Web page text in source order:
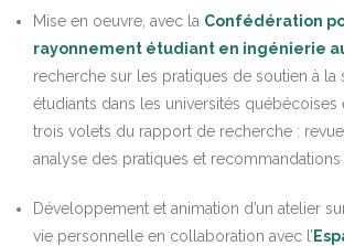
Mise en oeuvre, avec la Confédération
rayonnement étudiant en ingénierie
recherche sur les pratiques de soutien à la
étudiants dans les universités québécoises
trois volets du rapport de recherche :
analyse des pratiques et recommandations
Développement et animation d’un atelier
vie personnelle en collaboration avec l’